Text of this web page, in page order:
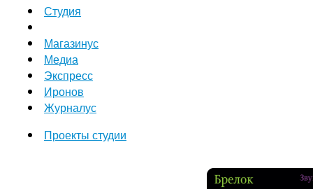
Студия
Магазинус
Медиа
Экспресс
Иронов
Журналус
Проекты студии